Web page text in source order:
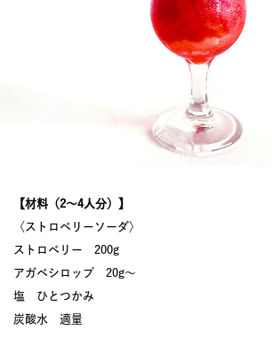
【材料（2〜4人分）】
〈ストロベリーソーダ〉
ストロベリー 200g
アガベシロップ 20g～
塩 ひとつかみ
炭酸水 適量